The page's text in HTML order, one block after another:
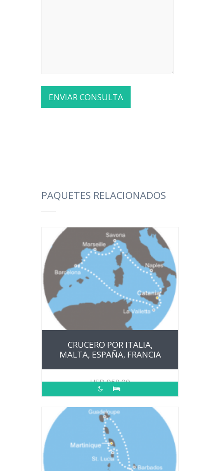
PAQUETES RELACIONADOS
CRUCERO POR ITALIA,
MALTA, ESPAÑA, FRANCIA
USD958.00